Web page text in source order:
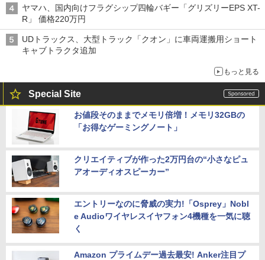
ヤマハ、国内向けフラグシップ四輪バギー「グリズリーEPS XT-
R」 価格220万円
UDトラックス、大型トラック「クオン」に車両運搬用ショート
キャブトラクタ追加
もっと見る
Special Site
お値段そのままでメモリ倍増！メモリ32GBの
「お得なゲーミングノート」
クリエイティブが作った2万円台の“小さなピュ
アオーディオスピーカー”
エントリーなのに脅威の実力!「Osprey」Nobl
e Audioワイヤレスイヤフォン4機種を一気に聴
く
Amazon プライムデー過去最安! Anker注目プ